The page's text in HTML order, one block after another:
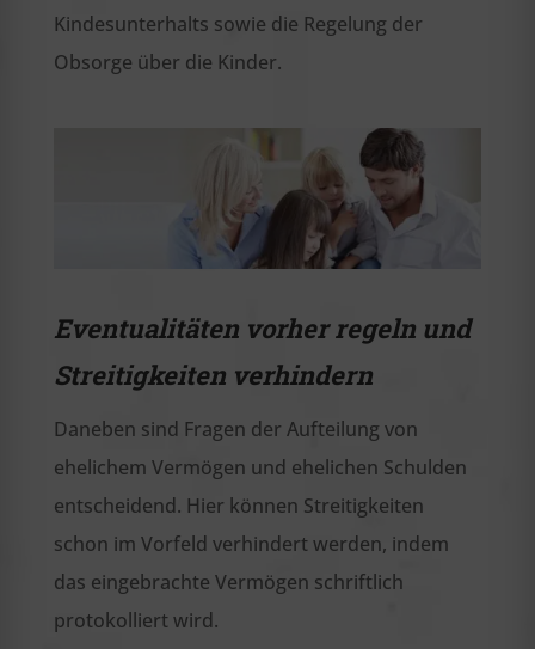
Kindesunterhalts sowie die Regelung der
Obsorge über die Kinder.
Eventualitäten vorher regeln und
Streitigkeiten verhindern
Daneben sind Fragen der Aufteilung von
ehelichem Vermögen und ehelichen Schulden
entscheidend. Hier können Streitigkeiten
schon im Vorfeld verhindert werden, indem
das eingebrachte Vermögen schriftlich
protokolliert wird.